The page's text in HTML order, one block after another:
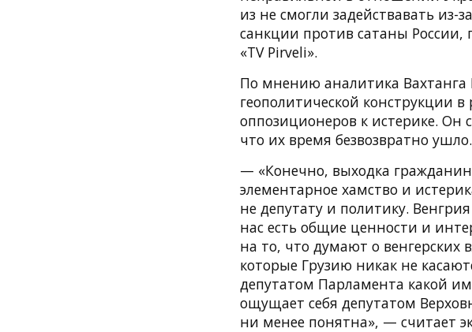
из не смогли задействавать из-
санкции против сатаны
«TV Pirveli».
По мнению аналитика
геополитической конструкции
оппозиционеров к истерике.
что их время безвозвратно ушло.
— «Конечно, выходка
элементарное хамство и
не депутату и политику.
нас есть общие ценности и
на то, что думают о венгерских
которые Грузию никак не
депутатом Парламента какой
ощущает себя депутатом
ни менее понятна», — считает